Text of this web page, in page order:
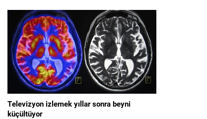
Televizyon izlemek yıllar sonra beyni
küçültüyor